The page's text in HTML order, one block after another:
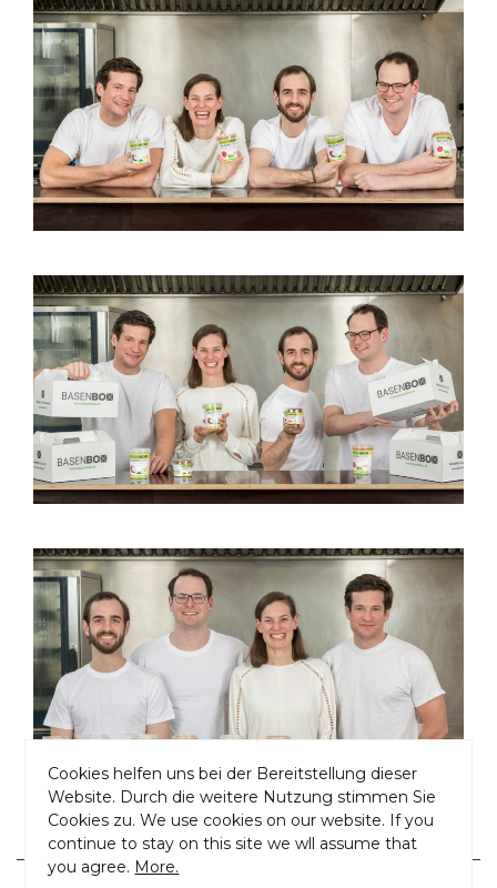
Cookies helfen uns bei der Bereitstellung dieser
Website. Durch die weitere Nutzung stimmen Sie
Cookies zu. We use cookies on our website. If you
continue to stay on this site we wll assume that
you agree. More.